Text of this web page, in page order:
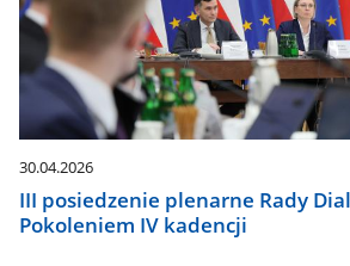
30.04.2026
III posiedzenie plenarne Rady
Pokoleniem IV kadencji